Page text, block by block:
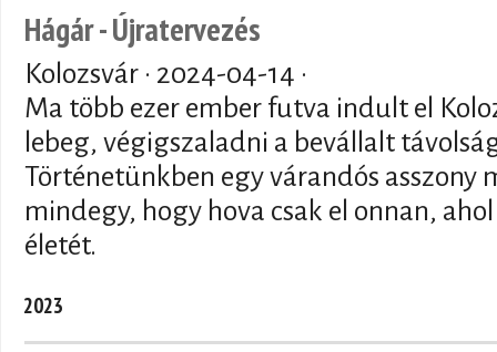
Hágár - Újratervezés
Kolozsvár · 2024-04-14 ·
Ma több ezer ember futva indult el
lebeg, végigszaladni a bevállalt
Történetünkben egy várandós asszony
mindegy, hogy hova csak el onnan,
életét.
2023